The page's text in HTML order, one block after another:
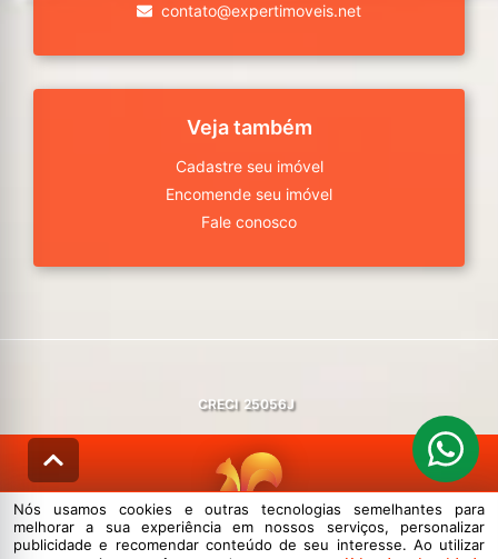
contato@expertimoveis.net
Veja também
Cadastre seu imóvel
Encomende seu imóvel
Fale conosco
CRECI 25056J
© DESENVOLVIDO PELAAGIL.NET
Nós usamos cookies e outras tecnologias semelhantes para
melhorar a sua experiência em nossos serviços, personalizar
publicidade e recomendar conteúdo de seu interesse. Ao utilizar